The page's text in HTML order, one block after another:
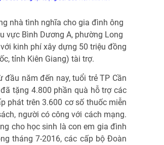
nhà tình nghĩa cho gia đình ông
vực Bình Dương A, phường Long
kinh phí xây dựng 50 triệu đồng
tỉnh Kiên Giang) tài trợ.
năm đến nay, tuổi trẻ TP Cần
tặng 4.800 phần quà hỗ trợ các
phát trên 3.600 cơ số thuốc miễn
người có công với cách mạng.
cho học sinh là con em gia đình
tháng 7-2016, các cấp bộ Đoàn